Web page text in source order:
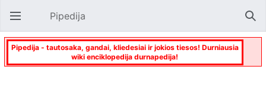
Atverti pagrindinį meniu Pipedija
Pipedija - tautosaka, gandai, kliedesiai ir jokios tiesos! Durniausia
wiki enciklopedija durnapedija!